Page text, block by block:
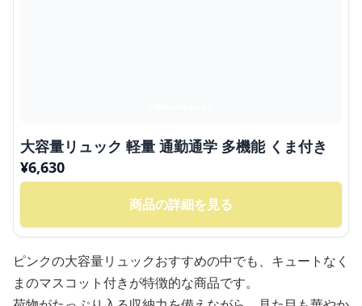
大容量リュック 軽量 通勤通学 多機能 くま付き
¥6,630
商品の詳細を見る
ピンクの大容量リュックおすすめの中でも、キュートなく
まのマスコット付きが特徴的な商品です。